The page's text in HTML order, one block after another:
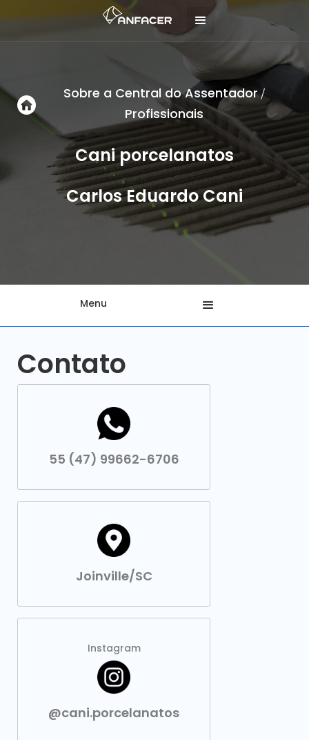
Sobre a Central do Assentador/
Profissionais
Cani porcelanatos
Carlos Eduardo Cani
Menu
Contato
55 (47) 99662-6706
Joinville/SC
Instagram
@cani.porcelanatos